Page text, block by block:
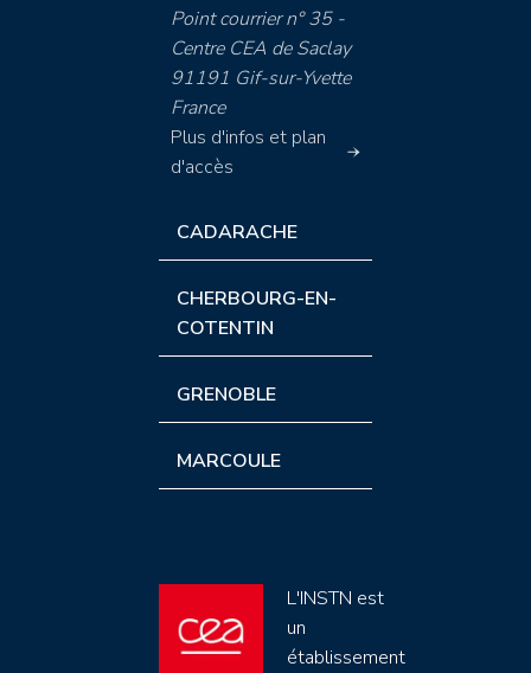
Point courrier n° 35 -
Centre CEA de Saclay
91191 Gif-sur-Yvette
France
Plus d'infos et plan
d'accès
CADARACHE
CHERBOURG-EN-
COTENTIN
GRENOBLE
MARCOULE
L'INSTN est
un
établissement